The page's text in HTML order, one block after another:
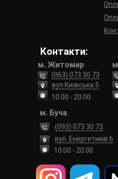
Контакти:
м. Житомир
вул.Київська 5
10:00 - 20:00
(063) 073 30 73
м. Буча
вул. Енергетиків 6
(093) 073 30 73
10:00 - 20:00